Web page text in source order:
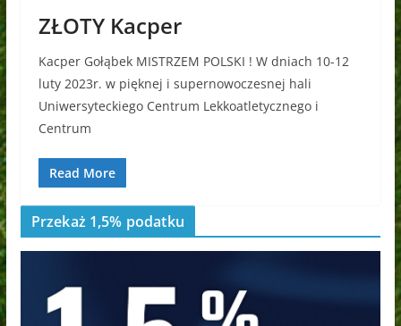
ZŁOTY Kacper
Kacper Gołąbek MISTRZEM POLSKI ! W dniach 10-12
luty 2023r. w pięknej i supernowoczesnej hali
Uniwersyteckiego Centrum Lekkoatletycznego i
Centrum
Read More
Przekaż 1,5% podatku